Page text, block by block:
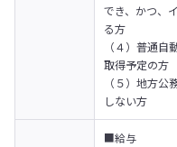
でき、かつ、
る方
（４）普通
取得予定の方
（５）地方
しない方
■給与